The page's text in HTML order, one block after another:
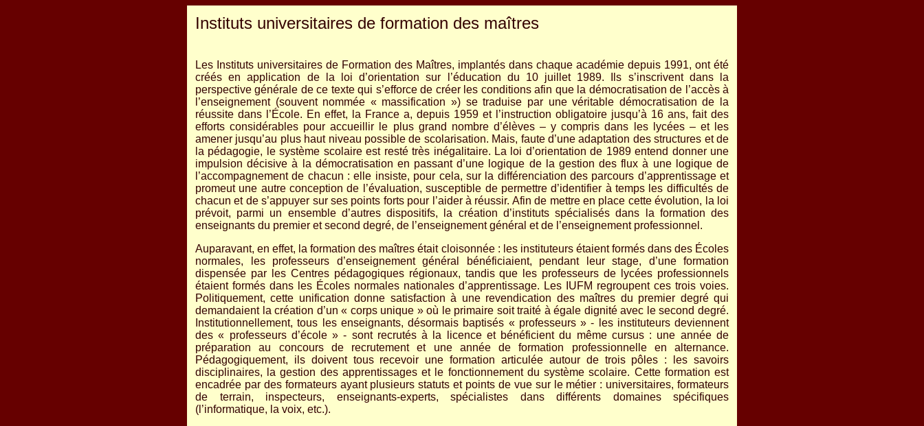
Instituts universitaires de formation des maîtres
Les Instituts universitaires de Formation des Maîtres, implantés dans chaque académie depuis 1991, ont été
créés en application de la loi d’orientation sur l’éducation du 10 juillet 1989. Ils s’inscrivent dans la
perspective générale de ce texte qui s’efforce de créer les conditions afin que la démocratisation de l’accès à
l’enseignement (souvent nommée « massification ») se traduise par une véritable démocratisation de la
réussite dans l’École. En effet, la France a, depuis 1959 et l’instruction obligatoire jusqu’à 16 ans, fait des
efforts considérables pour accueillir le plus grand nombre d’élèves – y compris dans les lycées – et les
amener jusqu’au plus haut niveau possible de scolarisation. Mais, faute d’une adaptation des structures et de
la pédagogie, le système scolaire est resté très inégalitaire. La loi d’orientation de 1989 entend donner une
impulsion décisive à la démocratisation en passant d’une logique de la gestion des flux à une logique de
l’accompagnement de chacun : elle insiste, pour cela, sur la différenciation des parcours d’apprentissage et
promeut une autre conception de l’évaluation, susceptible de permettre d’identifier à temps les difficultés de
chacun et de s’appuyer sur ses points forts pour l’aider à réussir. Afin de mettre en place cette évolution, la loi
prévoit, parmi un ensemble d’autres dispositifs, la création d’instituts spécialisés dans la formation des
enseignants du premier et second degré, de l’enseignement général et de l’enseignement professionnel.
Auparavant, en effet, la formation des maîtres était cloisonnée : les instituteurs étaient formés dans des Écoles
normales, les professeurs d’enseignement général bénéficiaient, pendant leur stage, d’une formation
dispensée par les Centres pédagogiques régionaux, tandis que les professeurs de lycées professionnels
étaient formés dans les Écoles normales nationales d’apprentissage. Les IUFM regroupent ces trois voies.
Politiquement, cette unification donne satisfaction à une revendication des maîtres du premier degré qui
demandaient la création d’un « corps unique » où le primaire soit traité à égale dignité avec le second degré.
Institutionnellement, tous les enseignants, désormais baptisés « professeurs » - les instituteurs deviennent
des « professeurs d’école » - sont recrutés à la licence et bénéficient du même cursus : une année de
préparation au concours de recrutement et une année de formation professionnelle en alternance.
Pédagogiquement, ils doivent tous recevoir une formation articulée autour de trois pôles : les savoirs
disciplinaires, la gestion des apprentissages et le fonctionnement du système scolaire. Cette formation est
encadrée par des formateurs ayant plusieurs statuts et points de vue sur le métier : universitaires, formateurs
de terrain, inspecteurs, enseignants-experts, spécialistes dans différents domaines spécifiques
(l’informatique, la voix, etc.).